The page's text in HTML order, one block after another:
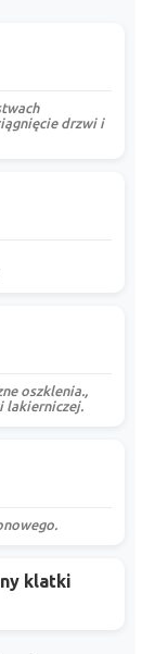
drzwi i
oszklenia.,
lakierniczej.
klatki